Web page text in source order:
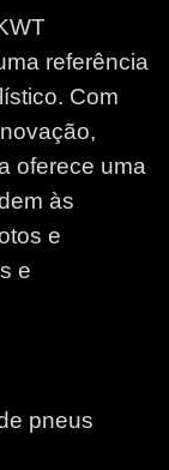
referência
Com
oferece uma
às
e
e
pneus